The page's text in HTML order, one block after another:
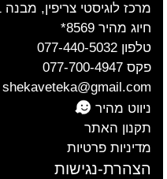
מרכז לוגיסטי צריפין, מבנה 111
חיוג מהיר 8569*
טלפון 077-440-5032
פקס 077-700-4947
shekaveteka@gmail.com
ניווט מהיר
תקנון האתר
מדיניות פרטיות
הצהרת-נגישות